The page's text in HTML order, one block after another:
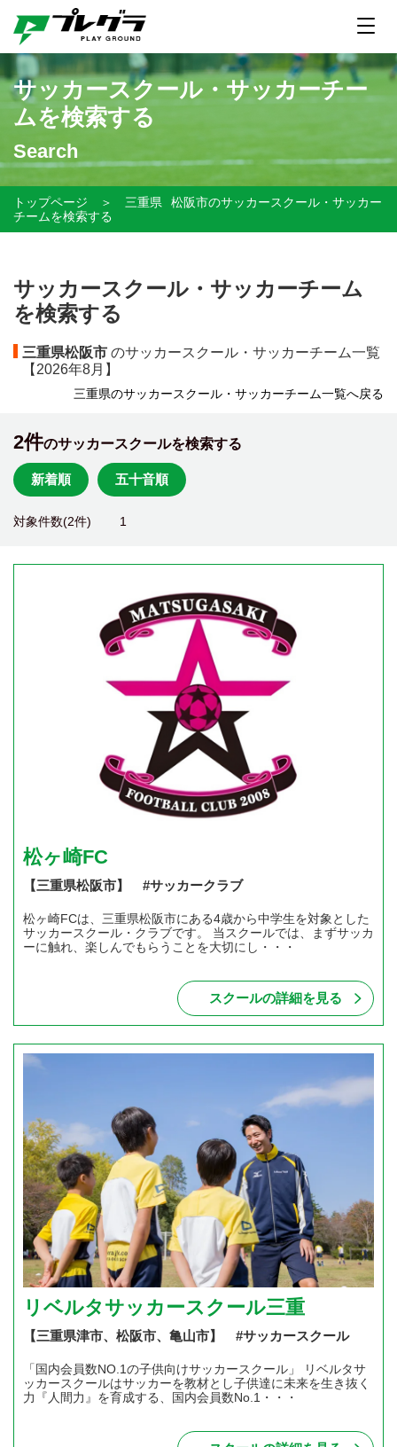
サッカースクール・サッカーチー
ムを検索する
Search
トップページ ＞ 三重県
松阪市のサッカースクール・サッカー
チームを検索する
サッカースクール・サッカーチーム
を検索する
三重県松阪市 のサッカースクール・サッカーチーム一覧
【 2026年8月】
三重県のサッカースクール・サッカーチーム一覧へ戻る
2件のサッカースクールを検索する
新着順 五十音順
対象件数(2件) 1
松ヶ崎FC
【三重県松阪市】 #サッカークラブ
松ヶ崎FCは、三重県松阪市にある4歳から中学生を対象とした
サッカースクール・クラブです。 当スクールでは、まずサッカ
ーに触れ、楽しんでもらうことを大切にし・・・
スクールの詳細を見る
リベルタサッカースクール三重
【三重県津市、松阪市、亀山市】 #サッカースクール
「国内会員数NO.1の子供向けサッカースクール」 リベルタサ
ッカースクールはサッカーを教材とし子供達に未来を生き抜く
力『人間力』を育成する、国内会員数No.1・・・